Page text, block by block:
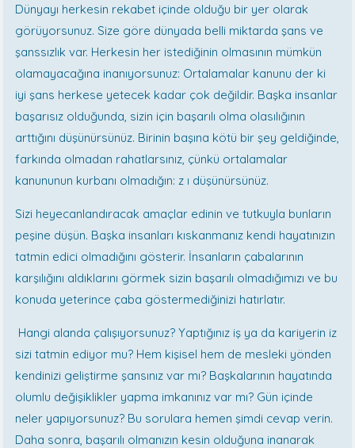
Dünyayı herkesin rekabet içinde olduğu bir yer olarak
görüyorsunuz. Size göre dünyada belli miktarda şans ve
şanssızlık var. Herkesin her istediğinin olmasının mümkün
olamayacağına inanıyorsunuz: Ortalamalar kanunu der ki
iyi şans herkese yetecek kadar çok değildir. Başka insanlar
başarısız olduğunda, sizin için başarılı olma olasılığının
arttığını düşünürsünüz. Birinin başına kötü bir şey geldiğinde,
farkında olmadan rahatlarsınız, çünkü ortalamalar
kanununun kurbanı olmadığın: z ı düşünürsünüz.
Sizi heyecanlandıracak amaçlar edinin ve tutkuyla bunların
peşine düşün. Başka insanları kıskanmanız kendi hayatınızın
tatmin edici olmadığını gösterir. İnsanların çabalarının
karşılığını aldıklarını görmek sizin başarılı olmadığımızı ve bu
konuda yeterince çaba göstermediğinizi hatırlatır.
Hangi alanda çalışıyorsunuz? Yaptığınız iş ya da kariyerin iz
sizi tatmin ediyor mu? Hem kişisel hem de mesleki yönden
kendinizi geliştirme şansınız var mı? Başkalarının hayatında
olumlu değişiklikler yapma imkanınız var mı? Gün içinde
neler yapıyorsunuz? Bu sorulara hemen şimdi cevap verin.
Daha sonra, başarılı olmanızın kesin olduğuna inanarak